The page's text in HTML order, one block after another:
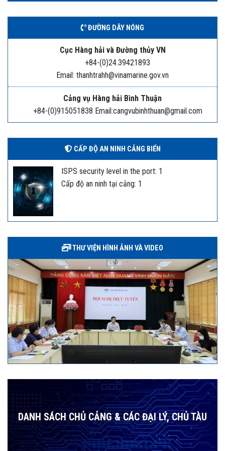
ĐƯỜNG DÂY NÓNG
Cục Hàng hải và Đường thủy VN
+84-(0)24.39421893
Email: thanhtrahh@vinamarine.gov.vn
Cảng vụ Hàng hải Bình Thuận
+84-(0)915051838 Email:cangvubinhthuan@gmail.com
CẤP ĐỘ AN NINH CẢNG BIỂN
ISPS security level in the port: 1
Cấp độ an ninh tại cảng: 1
THƯ VIỆN HÌNH ẢNH VÀ VIDEO
DANH SÁCH CHỦ CẢNG & CÁC ĐẠI LÝ, CHỦ TÀU